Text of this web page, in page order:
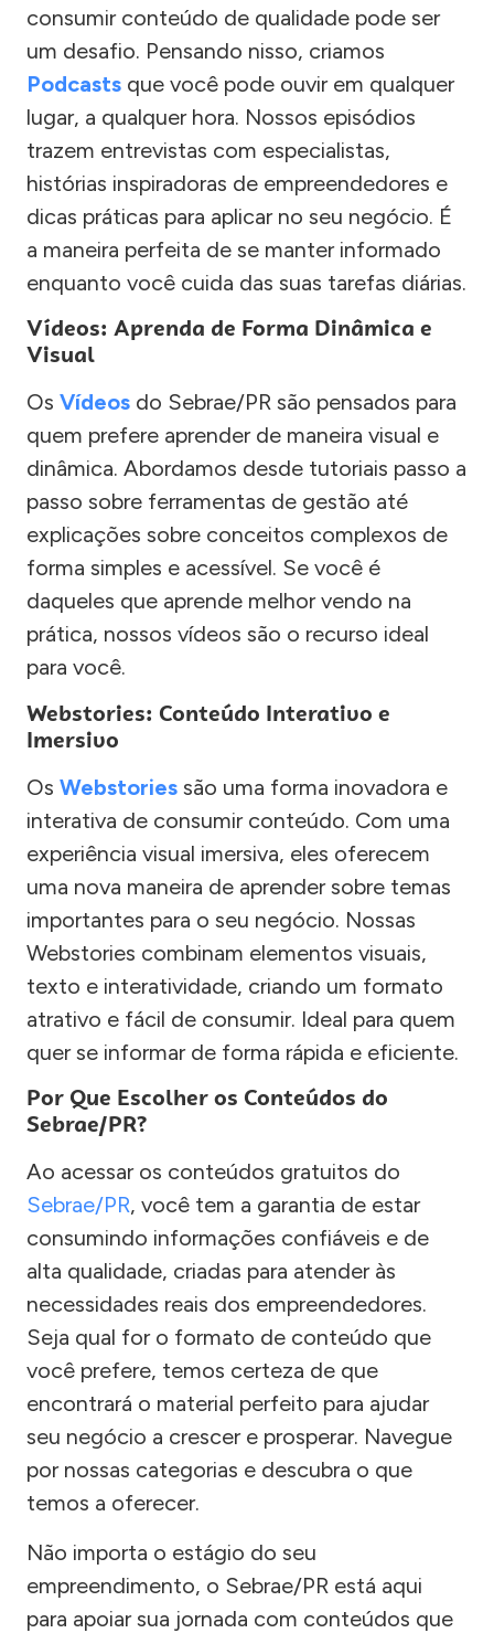
consumir conteúdo de qualidade pode ser
um desafio. Pensando nisso, criamos
Podcasts que você pode ouvir em qualquer
lugar, a qualquer hora. Nossos episódios
trazem entrevistas com especialistas,
histórias inspiradoras de empreendedores e
dicas práticas para aplicar no seu negócio. É
a maneira perfeita de se manter informado
enquanto você cuida das suas tarefas diárias.
Vídeos: Aprenda de Forma Dinâmica e
Visual
Os Vídeos do Sebrae/PR são pensados para
quem prefere aprender de maneira visual e
dinâmica. Abordamos desde tutoriais passo a
passo sobre ferramentas de gestão até
explicações sobre conceitos complexos de
forma simples e acessível. Se você é
daqueles que aprende melhor vendo na
prática, nossos vídeos são o recurso ideal
para você.
Webstories: Conteúdo Interativo e
Imersivo
Os Webstories são uma forma inovadora e
interativa de consumir conteúdo. Com uma
experiência visual imersiva, eles oferecem
uma nova maneira de aprender sobre temas
importantes para o seu negócio. Nossas
Webstories combinam elementos visuais,
texto e interatividade, criando um formato
atrativo e fácil de consumir. Ideal para quem
quer se informar de forma rápida e eficiente.
Por Que Escolher os Conteúdos do
Sebrae/PR?
Ao acessar os conteúdos gratuitos do
Sebrae/PR, você tem a garantia de estar
consumindo informações confiáveis e de
alta qualidade, criadas para atender às
necessidades reais dos empreendedores.
Seja qual for o formato de conteúdo que
você prefere, temos certeza de que
encontrará o material perfeito para ajudar
seu negócio a crescer e prosperar. Navegue
por nossas categorias e descubra o que
temos a oferecer.
Não importa o estágio do seu
empreendimento, o Sebrae/PR está aqui
para apoiar sua jornada com conteúdos que